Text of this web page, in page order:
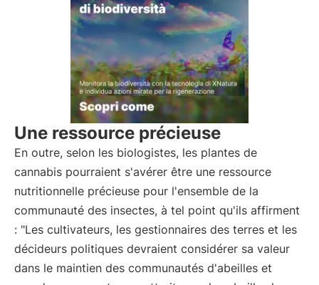
Une ressource précieuse
En outre, selon les biologistes, les plantes de
cannabis pourraient s'avérer être une ressource
nutritionnelle précieuse pour l'ensemble de la
communauté des insectes, à tel point qu'ils affirment
: "Les cultivateurs, les gestionnaires des terres et les
décideurs politiques devraient considérer sa valeur
dans le maintien des communautés d'abeilles et